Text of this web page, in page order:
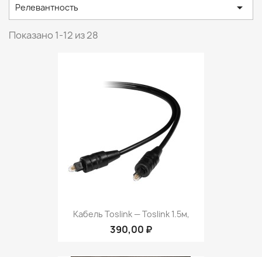
Релевантность 
Показано 1-12 из 28
Кабель Toslink — Toslink 1.5м,
390,00 ₽